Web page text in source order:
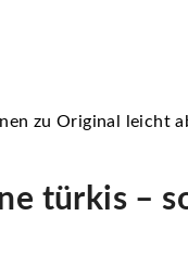
zu Original leicht
türkis –